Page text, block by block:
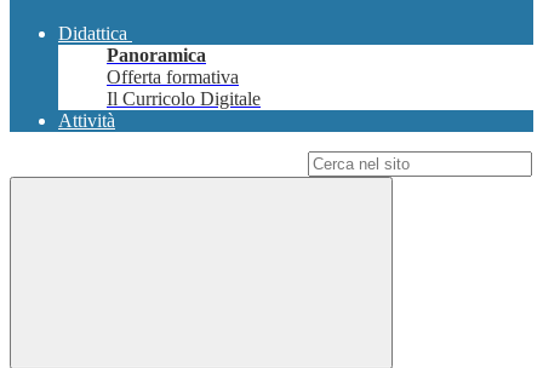
Didattica
Panoramica
Offerta formativa
Il Curricolo Digitale
Attività